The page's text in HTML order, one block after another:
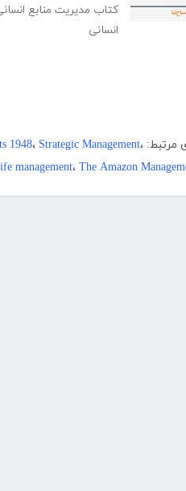
کتاب مدیریت منابع
انسانی
مرتبط: 1948، Strategic Management،
management، The Amazon